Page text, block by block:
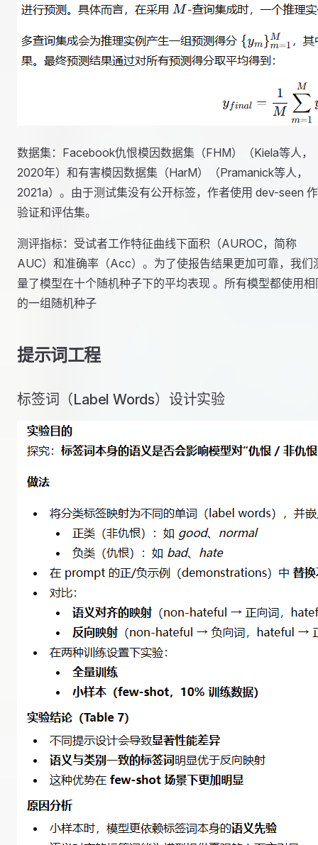
数据集：Facebook仇恨模因数据集（FHM）（Kiela等人，
2020年）和有害模因数据集（HarM）（Pramanick等人，
2021a）。由于测试集没有公开标签，作者使用 dev-seen
验证和评估集。
测评指标：受试者工作特征曲线下面积（AUROC，简称
AUC）和准确率（Acc）。为了使报告结果更加可靠，我们
量了模型在十个随机种子下的平均表现 。所有模型都使用相
的一组随机种子
提示词工程
标签词（Label Words）设计实验